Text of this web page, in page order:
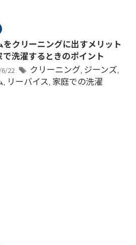
をクリーニングに出すメリット
で洗濯するときのポイント
6/22 クリーニング, ジーンズ,
, リーバイス, 家庭での洗濯